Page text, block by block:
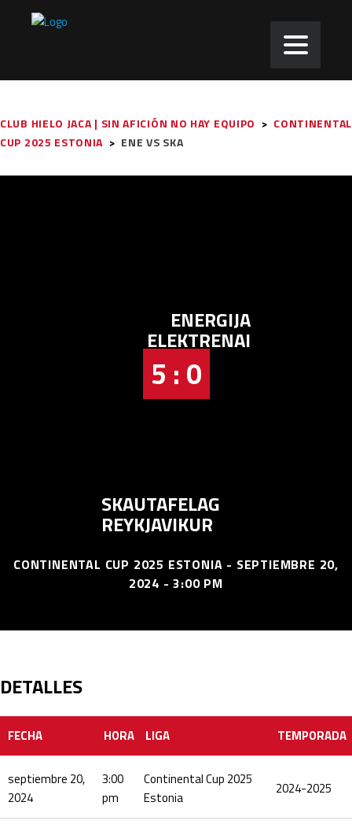
CLUB HIELO JACA | SIN AFICIÓN NO HAY EQUIPO > CONTINENTAL
CUP 2025 ESTONIA > ENE VS SKA
ENERGIJA
ELEKTRENAI
5 : 0
SKAUTAFELAG
REYKJAVIKUR
CONTINENTAL CUP 2025 ESTONIA - SEPTIEMBRE 20,
2024 - 3:00 PM
DETALLES
FECHA HORA LIGA TEMPORADA
septiembre 20,
2024
3:00
pm
Continental Cup 2025
Estonia
2024-2025